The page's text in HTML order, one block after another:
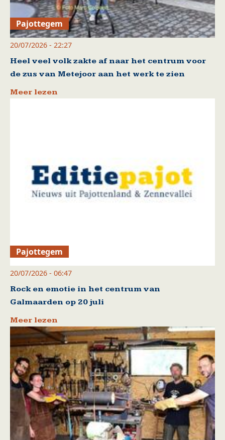
Pajottegem
20/07/2026 - 22:27
Heel veel volk zakte af naar het centrum voor
de zus van Metejoor aan het werk te zien
Meer lezen
Pajottegem
20/07/2026 - 06:47
Rock en emotie in het centrum van
Galmaarden op 20 juli
Meer lezen